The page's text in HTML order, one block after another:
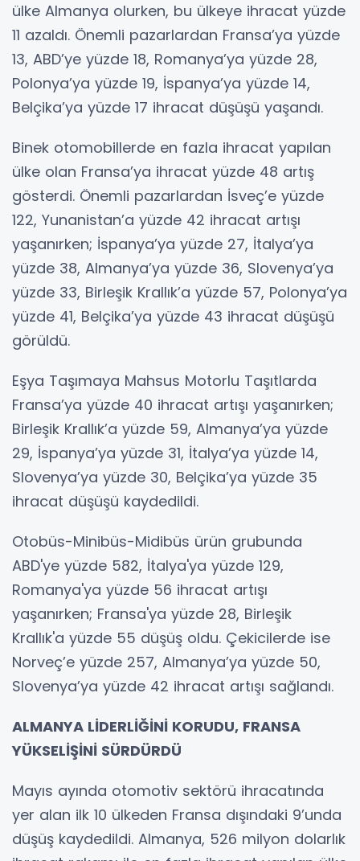
ülke Almanya olurken, bu ülkeye ihracat yüzde
11 azaldı. Önemli pazarlardan Fransa’ya yüzde
13, ABD’ye yüzde 18, Romanya’ya yüzde 28,
Polonya’ya yüzde 19, İspanya’ya yüzde 14,
Belçika’ya yüzde 17 ihracat düşüşü yaşandı.
Binek otomobillerde en fazla ihracat yapılan
ülke olan Fransa’ya ihracat yüzde 48 artış
gösterdi. Önemli pazarlardan İsveç’e yüzde
122, Yunanistan’a yüzde 42 ihracat artışı
yaşanırken; İspanya’ya yüzde 27, İtalya’ya
yüzde 38, Almanya’ya yüzde 36, Slovenya’ya
yüzde 33, Birleşik Krallık’a yüzde 57, Polonya’ya
yüzde 41, Belçika’ya yüzde 43 ihracat düşüşü
görüldü.
Eşya Taşımaya Mahsus Motorlu Taşıtlarda
Fransa’ya yüzde 40 ihracat artışı yaşanırken;
Birleşik Krallık’a yüzde 59, Almanya’ya yüzde
29, İspanya’ya yüzde 31, İtalya’ya yüzde 14,
Slovenya’ya yüzde 30, Belçika’ya yüzde 35
ihracat düşüşü kaydedildi.
Otobüs-Minibüs-Midibüs ürün grubunda
ABD'ye yüzde 582, İtalya'ya yüzde 129,
Romanya'ya yüzde 56 ihracat artışı
yaşanırken; Fransa'ya yüzde 28, Birleşik
Krallık'a yüzde 55 düşüş oldu. Çekicilerde ise
Norveç’e yüzde 257, Almanya’ya yüzde 50,
Slovenya’ya yüzde 42 ihracat artışı sağlandı.
ALMANYA LİDERLİĞİNİ KORUDU, FRANSA
YÜKSELİŞİNİ SÜRDÜRDÜ
Mayıs ayında otomotiv sektörü ihracatında
yer alan ilk 10 ülkeden Fransa dışındaki 9’unda
düşüş kaydedildi. Almanya, 526 milyon dolarlık